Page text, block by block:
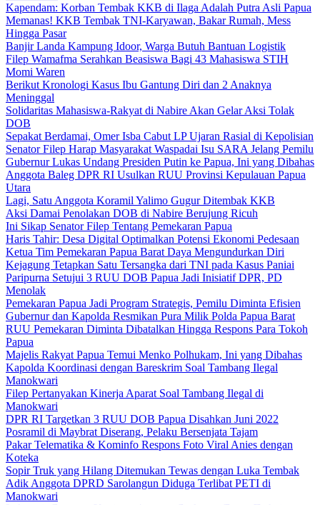
Kapendam: Korban Tembak KKB di Ilaga Adalah Putra Asli Papua
Memanas! KKB Tembak TNI-Karyawan, Bakar Rumah, Mess
Hingga Pasar
Banjir Landa Kampung Idoor, Warga Butuh Bantuan Logistik
Filep Wamafma Serahkan Beasiswa Bagi 43 Mahasiswa STIH
Momi Waren
Berikut Kronologi Kasus Ibu Gantung Diri dan 2 Anaknya
Meninggal
Solidaritas Mahasiswa-Rakyat di Nabire Akan Gelar Aksi Tolak
DOB
Sepakat Berdamai, Omer Isba Cabut LP Ujaran Rasial di Kepolisian
Senator Filep Harap Masyarakat Waspadai Isu SARA Jelang Pemilu
Gubernur Lukas Undang Presiden Putin ke Papua, Ini yang Dibahas
Anggota Baleg DPR RI Usulkan RUU Provinsi Kepulauan Papua
Utara
Lagi, Satu Anggota Koramil Yalimo Gugur Ditembak KKB
Aksi Damai Penolakan DOB di Nabire Berujung Ricuh
Ini Sikap Senator Filep Tentang Pemekaran Papua
Haris Tahir: Desa Digital Optimalkan Potensi Ekonomi Pedesaan
Ketua Tim Pemekaran Papua Barat Daya Mengundurkan Diri
Kejagung Tetapkan Satu Tersangka dari TNI pada Kasus Paniai
Paripurna Setujui 3 RUU DOB Papua Jadi Inisiatif DPR, PD
Menolak
Pemekaran Papua Jadi Program Strategis, Pemilu Diminta Efisien
Gubernur dan Kapolda Resmikan Pura Milik Polda Papua Barat
RUU Pemekaran Diminta Dibatalkan Hingga Respons Para Tokoh
Papua
Majelis Rakyat Papua Temui Menko Polhukam, Ini yang Dibahas
Kapolda Koordinasi dengan Bareskrim Soal Tambang Ilegal
Manokwari
Filep Pertanyakan Kinerja Aparat Soal Tambang Ilegal di
Manokwari
DPR RI Targetkan 3 RUU DOB Papua Disahkan Juni 2022
Posramil di Maybrat Diserang, Pelaku Bersenjata Tajam
Pakar Telematika & Kominfo Respons Foto Viral Anies dengan
Koteka
Sopir Truk yang Hilang Ditemukan Tewas dengan Luka Tembak
Adik Anggota DPRD Sarolangun Diduga Terlibat PETI di
Manokwari